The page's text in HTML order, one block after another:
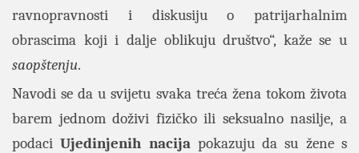
ravnopravnosti i diskusiju o patrijarhalnim
obrascima koji i dalje oblikuju društvo“, kaže se u
saopštenju.
Navodi se da u svijetu svaka treća žena tokom života
barem jednom doživi fizičko ili seksualno nasilje, a
podaciUjedinjenih nacijapokazuju da su žene s